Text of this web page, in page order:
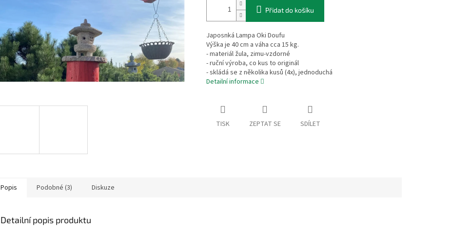
Přidat do košíku
Japosnká Lampa Oki Doufu
Výška je 40 cm a váha cca 15 kg.
- materiál žula, zimu-vzdorné
- ruční výroba, co kus to originál
- skládá se z několika kusů (4x), jednoduchá
Detailní informace
TISK ZEPTAT SE SDÍLET
Popis Podobné (3) Diskuze
Detailní popis produktu